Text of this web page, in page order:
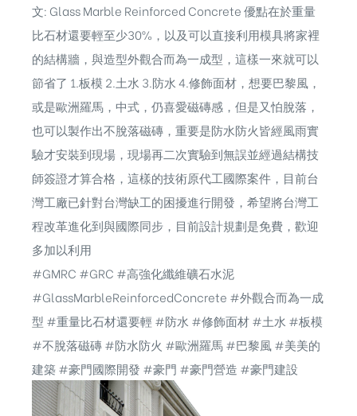
文: Glass Marble Reinforced Concrete 優點在於重量
比石材還要輕至少30%，以及可以直接利用模具將家裡
的結構牆，與造型外觀合而為一成型，這樣一來就可以
節省了 1.板模 2.土水 3.防水 4.修飾面材，想要巴黎風，
或是歐洲羅馬，中式，仍喜愛磁磚感，但是又怕脫落，
也可以製作出不脫落磁磚，重要是防水防火皆經風雨實
驗才安裝到現場，現場再二次實驗到無誤並經過結構技
師簽證才算合格，這樣的技術原代工國際案件，目前台
灣工廠已針對台灣缺工的困擾進行開發，希望將台灣工
程改革進化到與國際同步，目前設計規劃是免費，歡迎
多加以利用
#GMRC #GRC #高強化纖維礦石水泥
#GlassMarbleReinforcedConcrete #外觀合而為一成
型 #重量比石材還要輕 #防水 #修飾面材 #土水 #板模
#不脫落磁磚 #防水防火 #歐洲羅馬 #巴黎風 #美美的
建築 #豪門國際開發 #豪門 #豪門營造 #豪門建設